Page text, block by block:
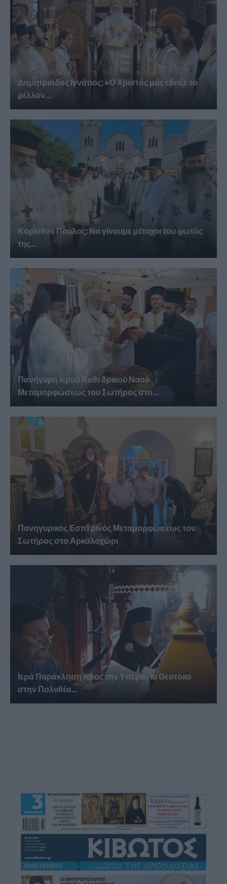
Δημητριάδος Ιγνάτιος: «Ο Χριστός μάς έδειξε το
μέλλον...
Κορίνθου Παύλος: Να γίνουμε μέτοχοι του φωτός
της...
Πανήγυρη Ιερού Καθεδρικού Ναού
Μεταμορφώσεως του Σωτήρος στο...
Πανηγυρικός Εσπερινός Μεταμορφώσεως του
Σωτήρος στο Αρκαλοχώρι
Ιερά Παράκληση προς την Υπεραγία Θεοτόκο
στην Πολυθέα...